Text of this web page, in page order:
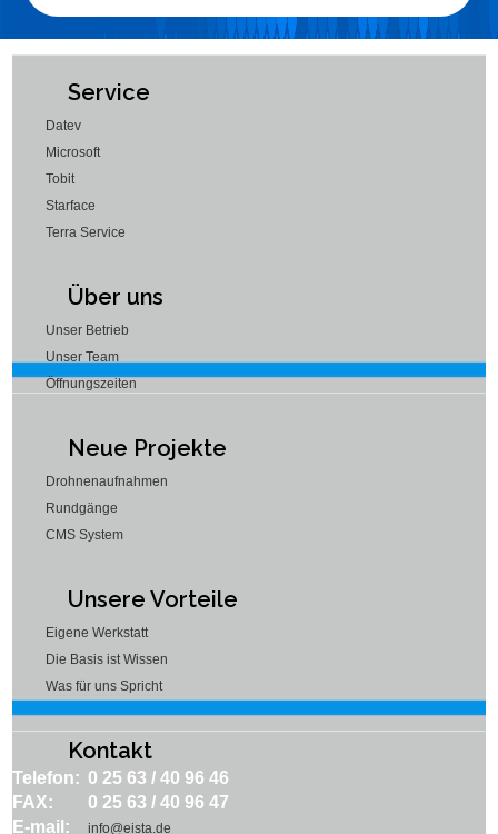
Service
Datev
Microsoft
Tobit
Starface
Terra Service
Über uns
Unser Betrieb
Unser Team
Öffnungszeiten
Neue Projekte
Drohnenaufnahmen
Rundgänge
CMS System
Unsere Vorteile
Eigene Werkstatt
Die Basis ist Wissen
Was für uns Spricht
Kontakt
Telefon: 0 25 63 / 40 96 46
FAX:
0 25 63 / 40 96 47
E-mail:
info@eista.de